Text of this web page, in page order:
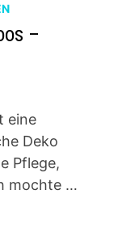
–
eine
Deko
Pflege,
mochte …